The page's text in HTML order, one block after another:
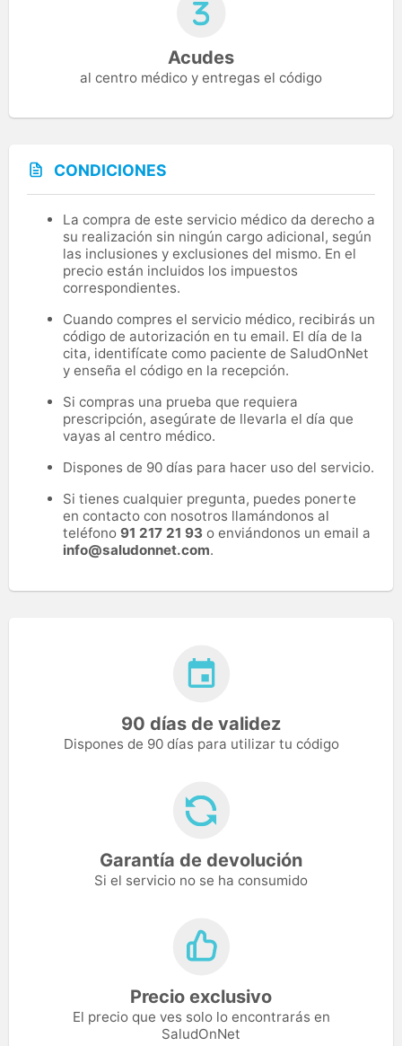
Acudes
al centro médico y entregas el código
CONDICIONES
La compra de este servicio médico da derecho a
su realización sin ningún cargo adicional, según
las inclusiones y exclusiones del mismo. En el
precio están incluidos los impuestos
correspondientes.
Cuando compres el servicio médico, recibirás un
código de autorización en tu email. El día de la
cita, identifícate como paciente de SaludOnNet
y enseña el código en la recepción.
Si compras una prueba que requiera
prescripción, asegúrate de llevarla el día que
vayas al centro médico.
Dispones de 90 días para hacer uso del servicio.
Si tienes cualquier pregunta, puedes ponerte
en contacto con nosotros llamándonos al
teléfono 91 217 21 93 o enviándonos un email a
info@saludonnet.com.
90 días de validez
Dispones de 90 días para utilizar tu código
Garantía de devolución
Si el servicio no se ha consumido
Precio exclusivo
El precio que ves solo lo encontrarás en
SaludOnNet